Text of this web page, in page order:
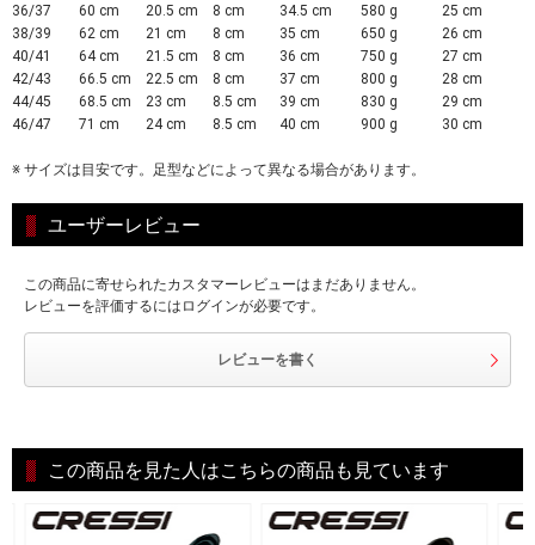
36/37
60 cm 20.5 cm 8 cm 34.5 cm 580 g
25 cm
38/39
62 cm 21 cm 8 cm 35 cm 650 g
26 cm
40/41
64 cm 21.5 cm 8 cm 36 cm 750 g
27 cm
42/43
66.5 cm 22.5 cm 8 cm 37 cm 800 g
28 cm
44/45
68.5 cm 23 cm 8.5 cm 39 cm 830 g
29 cm
46/47
71 cm 24 cm 8.5 cm 40 cm 900 g 30 cm
※ サイズは目安です。足型などによって異なる場合があります。
ユーザーレビュー
この商品に寄せられたカスタマーレビューはまだありません。
レビューを評価するにはログインが必要です。
レビューを書く
この商品を見た人はこちらの商品も見ています